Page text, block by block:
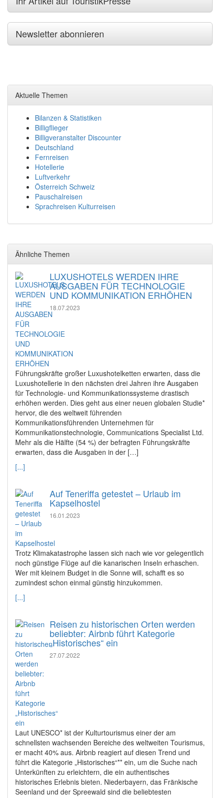
Newsletter abonnieren
Aktuelle Themen
Bilanzen & Statistiken
Billigflieger
Billigveranstalter Discounter
Deutschland
Fernreisen
Hotellerie
Luftverkehr
Österreich Schweiz
Pauschalreisen
Sprachreisen Kulturreisen
Ähnliche Themen
LUXUSHOTELS WERDEN IHRE
AUSGABEN FÜR TECHNOLOGIE
UND KOMMUNIKATION ERHÖHEN
18.07.2023
Führungskräfte großer Luxushotelketten erwarten, dass die
Luxushotellerie in den nächsten drei Jahren ihre Ausgaben
für Technologie- und Kommunikationssysteme drastisch
erhöhen werden. Dies geht aus einer neuen globalen Studie*
hervor, die des weltweit führenden
Kommunikationsführenden Unternehmen für
Kommunikationstechnologie, Communications Specialist Ltd.
Mehr als die Hälfte (54 %) der befragten Führungskräfte
erwarten, dass die Ausgaben in der […]
[...]
Auf Teneriffa getestet – Urlaub im
Kapselhostel
16.01.2023
Trotz Klimakatastrophe lassen sich nach wie vor gelegentlich
noch günstige Flüge auf die kanarischen Inseln erhaschen.
Wer mit kleinem Budget in die Sonne will, schafft es so
zumindest schon einmal günstig hinzukommen.
[...]
Reisen zu historischen Orten werden
beliebter: Airbnb führt Kategorie
„Historisches“ ein
27.07.2022
Laut UNESCO* ist der Kulturtourismus einer der am
schnellsten wachsenden Bereiche des weltweiten Tourismus,
er macht 40% aus. Airbnb reagiert auf diesen Trend und
führt die Kategorie „Historisches“** ein, um die Suche nach
Unterkünften zu erleichtern, die ein authentisches
historisches Erlebnis bieten. Niederbayern, das Fränkische
Seenland und der Spreewald sind die beliebtesten